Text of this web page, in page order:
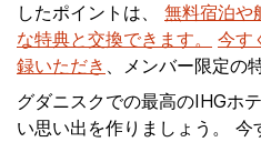
したポイントは、 無料宿泊や
な特典と交換できます。
今す
録いただき 、メンバー限定の
グダニスクでの最高のIHGホ
い思い出を作りましょう。